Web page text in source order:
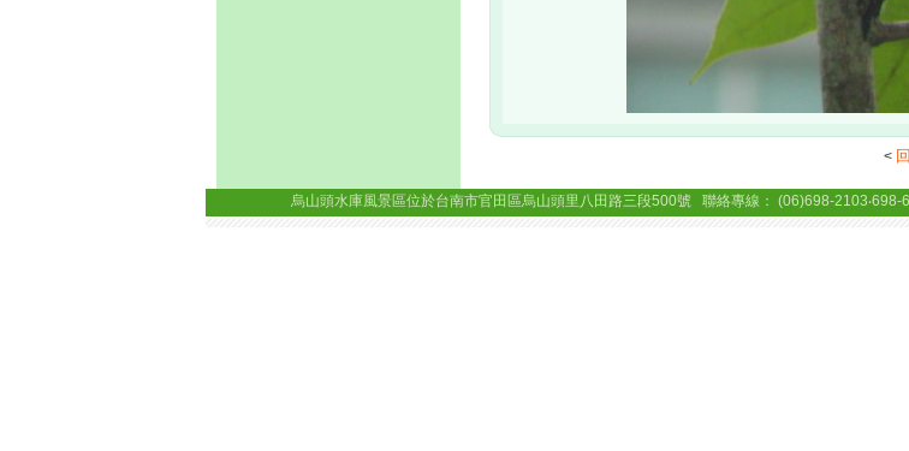
<
烏山頭水庫風景區位於台南市官田區烏山頭里八田路三段500號 聯絡專線： (06)698-